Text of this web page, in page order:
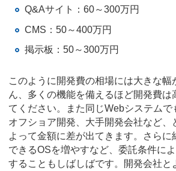
Q&Aサイト：60～300万円
CMS：50～400万円
掲示板：50～300万円
このように開発費の相場には大きな幅
ん、多くの機能を備えるほど開発費は
てください。また同じWebシステム
オフショア開発、大手開発会社など、
よって金額に差が出てきます。さらに
できるOSを増やすなど、委託条件に
することもしばしばです。開発会社と